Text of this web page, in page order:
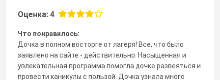
Оценка: 4
Что понравилось:
Дочка в полном восторге от лагеря! Все, что было
заявлено на сайте - действительно. Насыщенная и
увлекательная программа помогла дочке развеяться и
провести каникулы с пользой. Дочка узнала много